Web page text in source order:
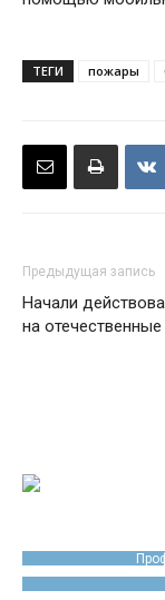
ТЕГИ пожары
Предыдущая запись
Начали
на отечественные